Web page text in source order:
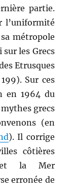
partie.
l’uniformité
métropole
sur les Grecs
Etrusques
Sur ces
en 1964 du
grecs
(en
). Il corrige
côtières
et la Mer
erronée de